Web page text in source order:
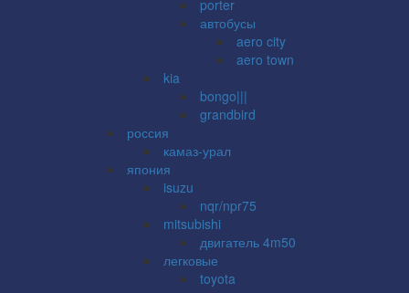
porter
автобусы
aero city
aero town
kia
bongo|||
grandbird
россия
камаз-урал
япония
isuzu
nqr/npr75
mitsubishi
двигатель 4m50
легковые
toyota